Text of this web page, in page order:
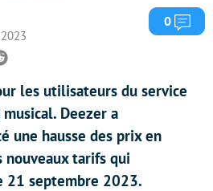
0
les utilisateurs du service
Deezer a
une hausse des prix en
nouveaux tarifs qui
21 septembre 2023.